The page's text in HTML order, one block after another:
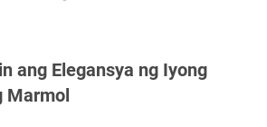
ang Elegansya ng Iyong
Marmol